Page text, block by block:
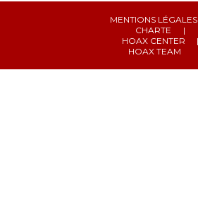
MENTIONS LÉGALES
CHARTE
HOAX CENTER
HOAX TEAM